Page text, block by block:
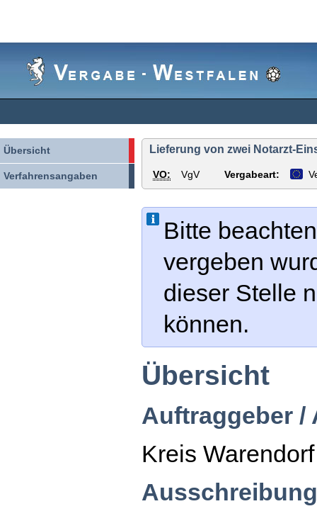
Übersicht
Verfahrensangaben
Lieferung von zwei Notarzt-
VO: VgV Vergabeart:
Bitte
vergeben
dieser Stelle
können.
Übersicht
Auftraggeber /
Kreis